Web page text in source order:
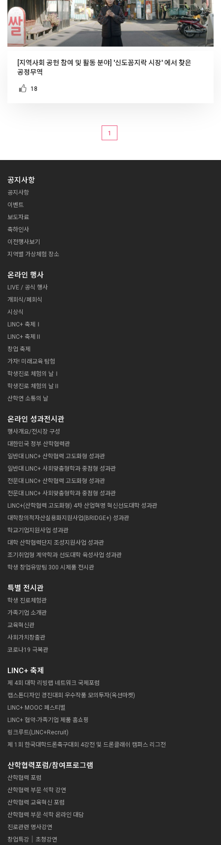
[지역사회 공헌 참여 및 활동 분야] '신도꼼지락 시장' 에서 찾은
공정무역
18
1
공지사항
공지사항
이벤트
보도자료
축하인사
이전행사보기
지역별 가상체험 장소
온라인 행사
LIVE / 공식 행사
개회식/폐회식
시상식
LINC+ 축제Ⅰ
LINC+ 축제Ⅱ
창업 축제
가자! 미래교육 탐험
학생진로 체험의 날Ⅰ
학생진로 체험의 날Ⅱ
산학연 소통의 날
온라인 성과전시관
행사개요/전시장 구성
대한민국 정부 산학협력관
일반대 LINC+ 산학협력 고도화형 성과관
일반대 LINC+ 사회맞춤형학과 중점형 성과관
전문대 LINC+ 산학협력 고도화형 성과관
전문대 LINC+ 사회맞춤형학과 중점형 성과관
LINC+(산학협력 고도화형) 4차 산업혁명 혁신선도대학 성과관
대학창의적자산실용화지원사업(BRIDGE+) 성과관
학교기업지원사업 성과관
대학 산학협력단지 조성지원사업 성과관
조기취업형 계약학과 선도대학 육성사업 성과관
학생 창업유망팀 300 시제품 전시관
특별 전시관
학생 진로체험관
가족기업 소개관
교육혁신관
사회가치창출관
코로나19 극복관
LINC+ 축제
제 4회 대학 리빙랩 네트워크 국제포럼
캡스톤디자인 경진대회 우수작품 모의투자(옥션마켓)
LINC+ MOOC 페스티벌
LINC+ 협약‧가족기업 제품 홈쇼핑
링크루트(LINC+Recruit)
제 1회 한국대학드론축구대회 4강전 및 드론클래쉬 캠퍼스 리그전
산학협력포럼/참여프로그램
산학협력 포럼
산학협력 부문 석학 강연
산학협력 교육혁신 포럼
산학협력 부문 석학 온라인 대담
진로관련 명사강연
창업특강 | 초청강연